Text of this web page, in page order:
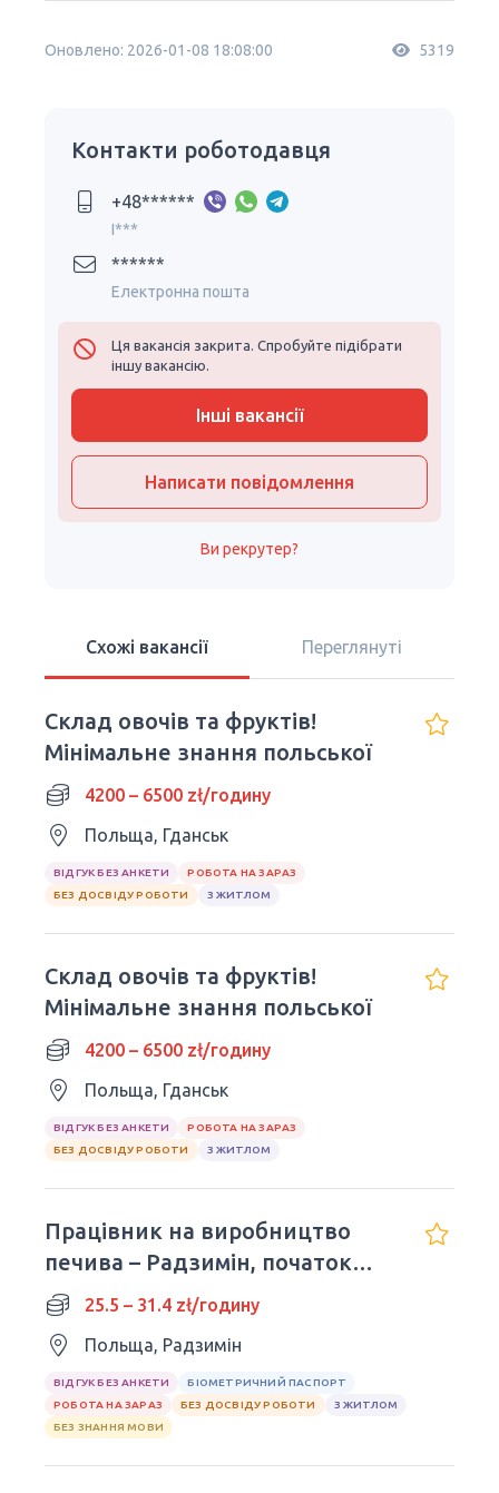
Оновлено: 2026-01-08 18:08:00 5319
Контакти роботодавця
+48******
I***
******
Електронна пошта
Ця вакансія закрита. Спробуйте підібрати
іншу вакансію.
Інші вакансії
Написати повідомлення
Ви рекрутер?
Схожі вакансії Переглянуті
Склад овочів та фруктів!
Мінімальне знання польської
4200 – 6500 zł/годину
Польща, Гданськ
ВІДГУК БЕЗ АНКЕТИ
РОБОТА НА ЗАРАЗ
БЕЗ ДОСВІДУ РОБОТИ
З ЖИТЛОМ
Склад овочів та фруктів!
Мінімальне знання польської
4200 – 6500 zł/годину
Польща, Гданськ
ВІДГУК БЕЗ АНКЕТИ
РОБОТА НА ЗАРАЗ
БЕЗ ДОСВІДУ РОБОТИ
З ЖИТЛОМ
Працівник на виробництво
печива – Радзимін, початок
роботи негайно
25.5 – 31.4 zł/годину
Польща, Радзимін
ВІДГУК БЕЗ АНКЕТИ
БІОМЕТРИЧНИЙ ПАСПОРТ
РОБОТА НА ЗАРАЗ
БЕЗ ДОСВІДУ РОБОТИ
З ЖИТЛОМ
БЕЗ ЗНАННЯ МОВИ